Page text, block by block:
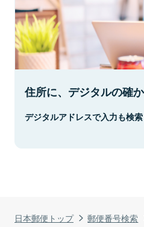
日本郵便トップ 郵便番号検索
住所に、デジタルの確か
デジタルアドレスで入力も検索